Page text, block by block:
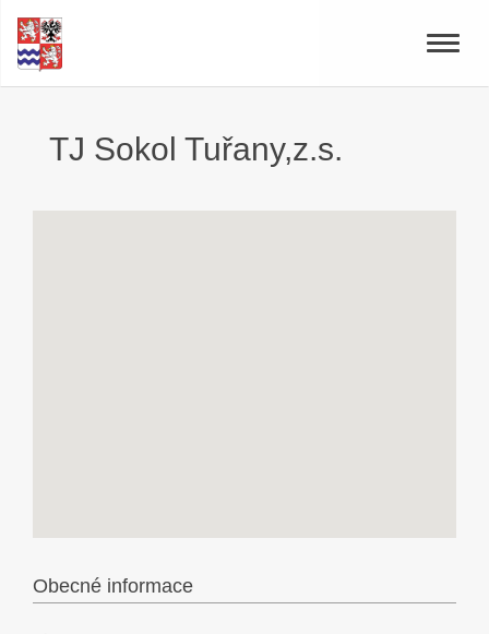
Toggle
TJ Sokol Tuřany,z.s.
Obecné informace